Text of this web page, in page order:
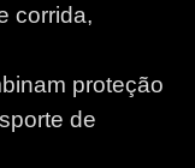
corrida,
proteção
de